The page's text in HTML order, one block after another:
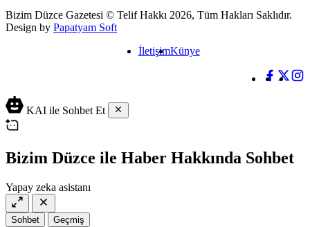
Bizim Düzce Gazetesi © Telif Hakkı 2026, Tüm Hakları Saklıdır.
Design by Papatyam Soft
İletişimKünye
KAI ile Sohbet Et
Bizim Düzce ile Haber Hakkında Sohbet
Yapay zeka asistanı
Sohbet Geçmiş